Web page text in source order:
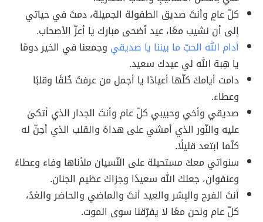
كلّ عامٍ وأنتَ صديق الطفولة الجميلة، دمتَ في حياتي
إلى أن نشيب معًا، عيد أضحى مبارك يا أعزّ الأصحاب.
أدام الله الحبّ ما بيننا يا صديقي وجمعنا في الخير دومًا
يا هِبة الله لي عيدك سعيد.
دامت أيامكَ كلّها أعيادًا يا أجمل من عرفتُ خُلقًا وقلبًا
وعطاء.
صديقي وأخي وحبيبي كلّ عام وأنتَ الجدار الذي أتكئ
عليه والنّور الذي أمشي على هداهُ والقلب الذي أحِنّ له
كلّما ابتعد قليلًا.
سنواتي معكَ مستحيلة على النّسيان ملأناها وفاء وعطاءً
وعنفوان، جعلكَ الله سعيدًا وجزاكَ عظيم الجنان.
أنتَ الفرح والبِشر والعيد أنتَ والماضي والحاضر والغدُ،
كلّ عام ونحن معًا لا يفرّقنا سوى الموت.